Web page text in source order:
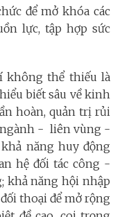
để mở khóa các
lực, tập hợp sức
không thể thiếu là
biết sâu về kinh
hoàn, quản trị rủi
ngành - liên vùng -
năng huy động
hệ đối tác công -
khả năng hội nhập
thoại để mở rộng